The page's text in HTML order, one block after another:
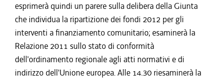
esprimerà quindi un parere sulla delibera della Giunta
che individua la ripartizione dei fondi 2012 per gli
interventi a finanziamento comunitario; esaminerà la
Relazione 2011 sullo stato di conformità
dell'ordinamento regionale agli atti normativi e di
indirizzo dell'Unione europea. Alle 14.30 riesaminerà la